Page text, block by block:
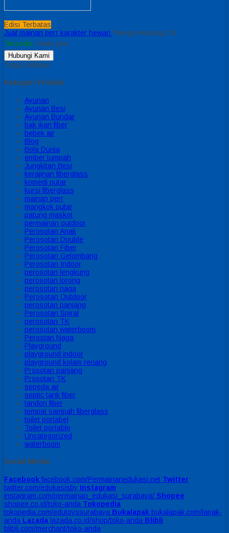
Edisi Terbatas
Jual mainan perr karakter hewan *Harga Hubungi CS
Tersedia / main perr
Hubungi Kami
Tutup Sidebar
Kategori Produk
Ayunan
Ayunan Besi
Ayunan Bundar
bak ikan fiber
bebek air
Blog
Bola Dunia
ember tumpah
Jungkitan Besi
kerajinan fiberglass
komedi putar
kursi fiberglass
mainan perr
mangkok putar
patung maskot
permainan outdoor
Perosotan Anak
Perosotan Double
Perosotan Fiber
Perosotan Gelombang
Perosotan Indoor
perosotan lengkung
perosotan lorong
perosotan naga
Perosotan Outdoor
perosotan panjang
Perosotan Spiral
perosotan TK
perosotan waterboom
Perostan Naga
Playground
playground indoor
playground kolam renang
Prosotan panjang
Prosotan TK
sepeda air
septic tank fiber
tandon fiber
tempat sampah fiberglass
toilet portabel
Toilet portable
Uncategorized
waterboom
Social Media
Facebook facebook.com/Permainanedukasi.net Twitter
twitter.com/edukasisby Instagram
instagram.com/permainan_edukasi_surabaya/ Shopee
shopee.co.id/toko-anda Tokopedia
tokopedia.com/edutoyssurabaya Bukalapak bukalapak.com/lapak-
anda Lazada lazada.co.id/shop/toko-anda Blibli
blibli.com/merchant/toko-anda